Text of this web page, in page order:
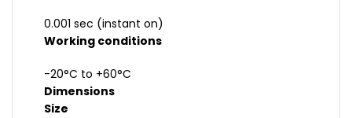
0.001 sec (instant on)
Working conditions
-20°C to +60°C
Dimensions
Size